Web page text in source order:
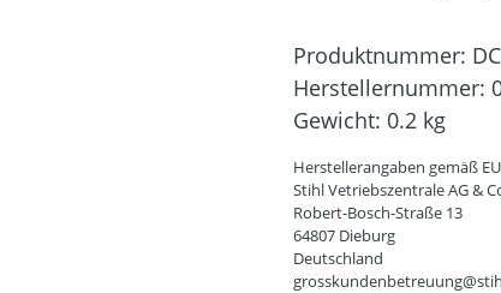
Produktnummer:
Herstellernummer:
Gewicht: 0.2 kg
Herstellerangaben gemäß
Stihl Vetriebszentrale AG &
Robert-Bosch-Straße 13
64807 Dieburg
Deutschland